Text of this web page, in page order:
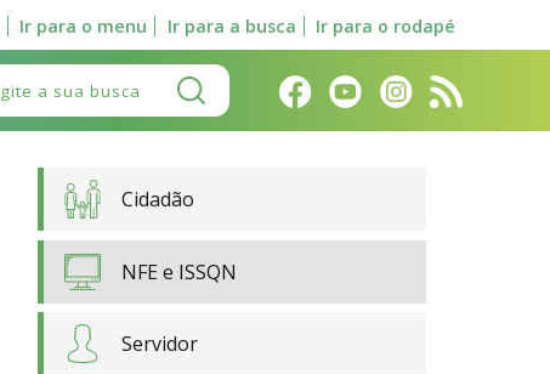
Ir para o menu Ir para a busca Ir para o rodapé
Pesquisar:
Cidadão
NFE e ISSQN
Servidor